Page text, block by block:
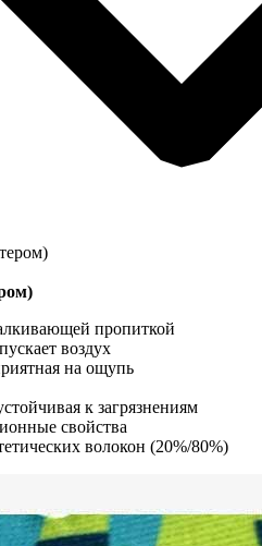
пропиткой
воздух
на ощупь
к загрязнениям
свойства
волокон (20%/80%)